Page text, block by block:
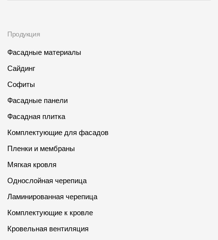
Продукция
Фасадные материалы
Сайдинг
Софиты
Фасадные панели
Фасадная плитка
Комплектующие для фасадов
Пленки и мембраны
Мягкая кровля
Однослойная черепица
Ламинированная черепица
Комплектующие к кровле
Кровельная вентиляция